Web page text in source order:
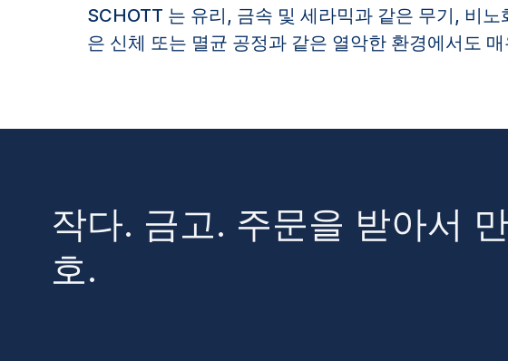
SCHOTT 는 유리, 금속 및 세라믹과 같은 무기, 비
은 신체 또는 멸균 공정과 같은 열악한 환경에서도
작다. 금고. 주문을 받아서
호.